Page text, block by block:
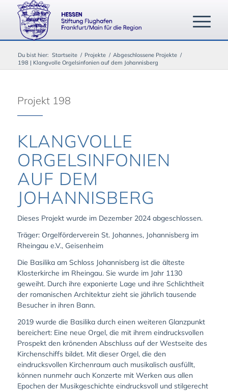
Du bist hier: Startseite / Projekte / Abgeschlossene Projekte /
198 | Klangvolle Orgelsinfonien auf dem Johannisberg
Projekt 198
KLANGVOLLE
ORGELSINFONIEN
AUF DEM
JOHANNISBERG
Dieses Projekt wurde im Dezember 2024 abgeschlossen.
Träger: Orgelförderverein St. Johannes, Johannisberg im
Rheingau e.V., Geisenheim
Die Basilika am Schloss Johannisberg ist die älteste
Klosterkirche im Rheingau. Sie wurde im Jahr 1130
geweiht. Durch ihre exponierte Lage und ihre Schlichtheit
der romanischen Architektur zieht sie jährlich tausende
Besucher in ihren Bann.
2019 wurde die Basilika durch einen weiteren Glanzpunkt
bereichert: Eine neue Orgel, die mit ihrem eindrucksvollen
Prospekt den krönenden Abschluss auf der Westseite des
Kirchenschiffs bildet. Mit dieser Orgel, die den
eindrucksvollen Kirchenraum auch musikalisch ausfüllt,
können nunmehr auch Konzerte mit Werken aus allen
Epochen der Musikgeschichte eindrucksvoll und stilgerecht